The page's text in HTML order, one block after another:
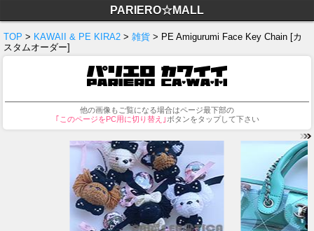
PARIERO☆MALL
TOP > KAWAII & PE KIRA2 > 雑貨 > PE Amigurumi Face Key Chain [カ
スタムオーダー]
他の画像もご覧になる場合はページ最下部の
｢このページをPC用に切り替え｣ ボタンをタップして下さい